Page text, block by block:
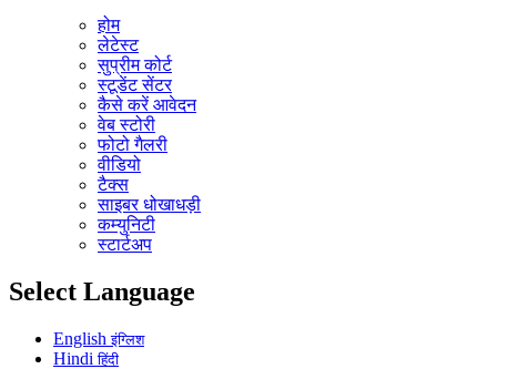
होम
लेटेस्ट
सुप्रीम कोर्ट
स्टूडेंट सेंटर
कैसे करें आवेदन
वेब स्टोरी
फोटो गैलरी
वीडियो
टैक्स
साइबर धोखाधड़ी
कम्युनिटी
स्टार्टअप
Select Language
Englishइंग्लिश
Hindiहिंदी